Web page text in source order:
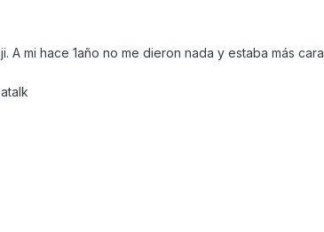
A mi hace 1año no me dieron nada y estaba más cara